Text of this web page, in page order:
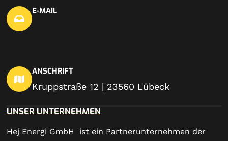
E-MAIL
ANSCHRIFT
Kruppstraße 12 | 23560 Lübeck
UNSER UNTERNEHMEN
Hej Energi GmbH ist ein Partnerunternehmen der